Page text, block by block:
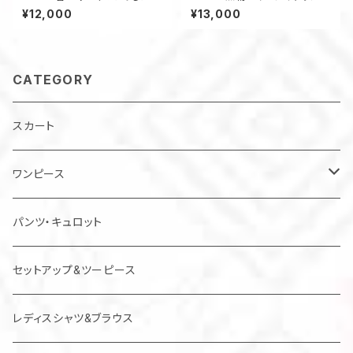
ンピース コクーンワンピー
ス 正絹着物リメイク シル
¥12,000
ーㇲ Aライン 着物リメイク
銘仙 シルク お出かけ 体形
¥13,000
CATEGORY
スカート
ワンピース
チュニック
ジャンパースカート
パンツ・キュロット
セットアップ&ツーピース
レディスシャツ&ブラウス